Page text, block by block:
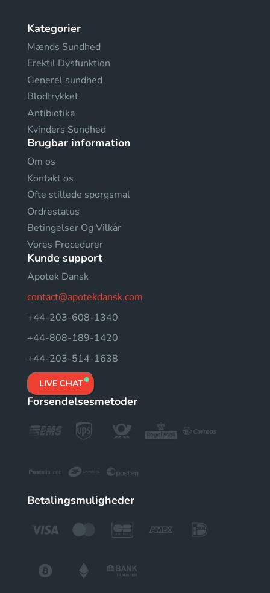
Kategorier
Mænds Sundhed
Erektil Dysfunktion
Generel sundhed
Blodtrykket
Antibiotika
Kvinders Sundhed
Brugbar information
Om os
Kontakt os
Ofte stillede sporgsmal
Ordrestatus
Betingelser Og Vilkår
Vores Procedurer
Kunde support
Apotek Dansk
contact@apotekdansk.com
+44-203-608-1340
+44-808-189-1420
+44-203-514-1638
LIVE CHAT
Forsendelsesmetoder
Betalingsmuligheder